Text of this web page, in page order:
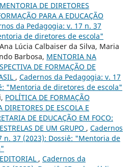
MENTORIA DE DIRETORES
PARA A EDUCAÇÃO
da Pedagogia: v. 17 n. 37
de diretores de escola"
Lúcia Calbaiser da Silva, Maria
Barbosa, MENTORIA NA
DE FORMAÇÃO DE
, Cadernos da Pedagogia: v. 17
"Mentoria de diretores de escola"
POLÍTICA DE FORMAÇÃO
DE ESCOLA E
DE EDUCAÇÃO EM FOCO:
DE UM GRUPO , Cadernos
n. 37 (2023): Dossiê: "Mentoria de
EDITORIAL , Cadernos da